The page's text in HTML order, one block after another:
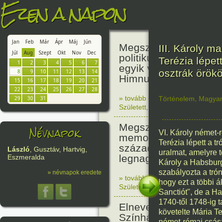
Ezen a napon
Jan Feb Már Ápr Máj
Jún
Júl
Aug Szept Okt Nov
Dec
1
2 3 4 5 6
7
8
9 10 11 12 13
14
15
16 17 18 19 20
21
22
23 24 25 26 27
28
29
30 31
Névnapok
László, Gusztáv, Hartvig,
Eszmeralda
» névnapok eredete
Megszületett
politikus,
egyik
Himnusz költője.
» tovább olvasom|1
Született
Megszületett Mikes
memoáríró,
századi magyar
legnagyobb alakja.
» tovább olvasom
1
Született,Történelem,Irodalom,
Elnevezték a Pesti
Színházat Nemzeti
III. Károly
Terézia
osztrák
Történelem Magyar
VI. Károly német-
Terézia lépett a
uralmat, amelyre
Károly a
szabályozta a
hogy ezt a többi
Sanctiót", de a
1740-től 1748-ig
követelte Mária